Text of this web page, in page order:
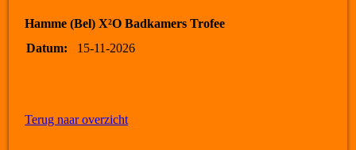
Hamme (Bel) X²O Badkamers Trofee
Datum:
15-11-2026
Terug naar overzicht